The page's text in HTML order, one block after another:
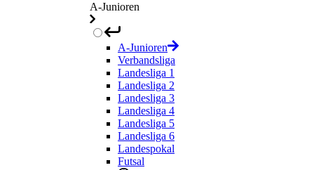
A-Junioren
A-Junioren
Verbandsliga
Landesliga 1
Landesliga 2
Landesliga 3
Landesliga 4
Landesliga 5
Landesliga 6
Landespokal
Futsal